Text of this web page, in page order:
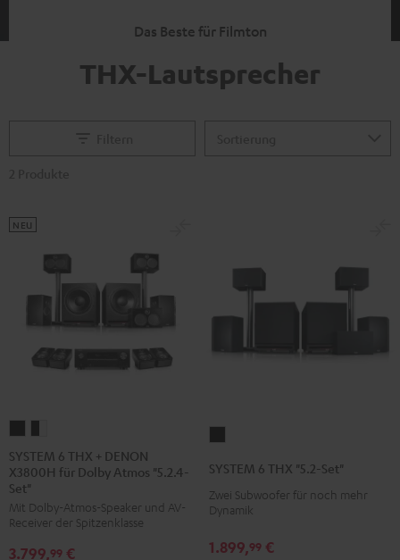
Das Beste für Filmton
THX-Lautsprecher
6
THX
+
DENON
6
THX
DENON
SYSTEM 6 THX + DENON
X3800H für Dolby Atmos "5.2.4-
Set"
Mit Dolby-Atmos-Speaker und AV-
Receiver der Spitzenklasse
NEU
3.799,99 €
THX
"5.2-
Schwarz
SYSTEM 6 THX "5.2-Set"
Zwei Subwoofer für noch mehr
Dynamik
1.899,99 €